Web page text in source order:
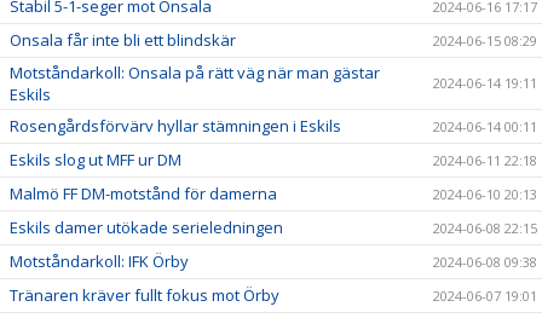
Stabil 5-1-seger mot Onsala 2024-06-16 17:17
Onsala får inte bli ett blindskär 2024-06-15 08:29
Motståndarkoll: Onsala på rätt väg när man gästar
Eskils
2024-06-14 19:11
Rosengårdsförvärv hyllar stämningen i Eskils 2024-06-14 00:11
Eskils slog ut MFF ur DM 2024-06-11 22:18
Malmö FF DM-motstånd för damerna 2024-06-10 20:13
Eskils damer utökade serieledningen 2024-06-08 22:15
Motståndarkoll: IFK Örby 2024-06-08 09:38
Tränaren kräver fullt fokus mot Örby 2024-06-07 19:01